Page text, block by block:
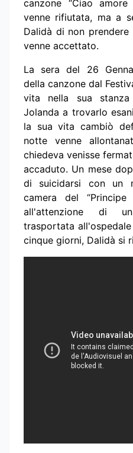
canzone “Ciao
venne rifiutata, ma a
Dalidà di non
venne accettato.
La sera del 26
della canzone dal
vita nella sua
Jolanda a trovarlo
la sua vita cambiò
notte venne
chiedeva venisse
accaduto. Un mese
di suicidarsi con un
camera del
all'attenzione di
trasportata
cinque giorni, Dalidà si